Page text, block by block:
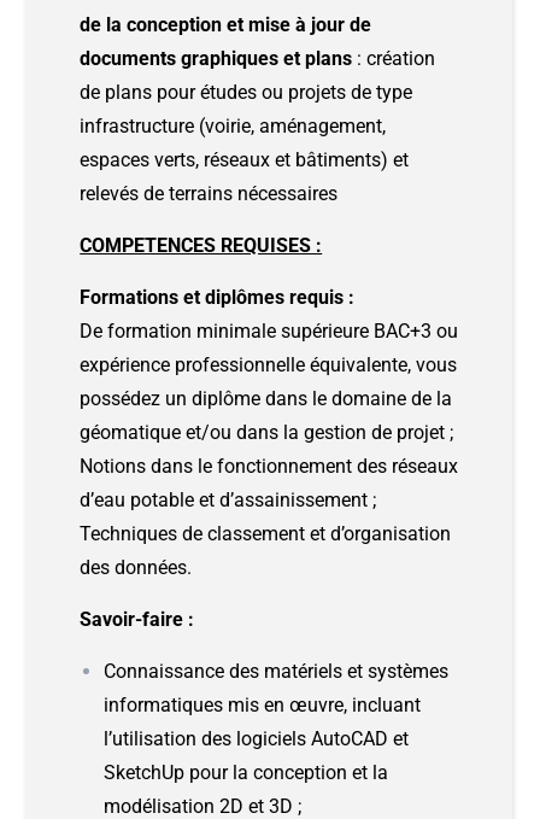
de la conception et mise à jour de
documents graphiques et plans : création
de plans pour études ou projets de type
infrastructure (voirie, aménagement,
espaces verts, réseaux et bâtiments) et
relevés de terrains nécessaires
COMPETENCES REQUISES :
Formations et diplômes requis :
De formation minimale supérieure BAC+3 ou
expérience professionnelle équivalente, vous
possédez un diplôme dans le domaine de la
géomatique et/ou dans la gestion de projet ;
Notions dans le fonctionnement des réseaux
d’eau potable et d’assainissement ;
Techniques de classement et d’organisation
des données.
Savoir-faire :
Connaissance des matériels et systèmes
informatiques mis en œuvre, incluant
l’utilisation des logiciels AutoCAD et
SketchUp pour la conception et la
modélisation 2D et 3D ;